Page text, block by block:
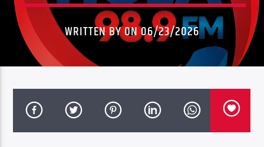
WASHINGTON HERRERA
WRITTEN BY ON 06/23/2026